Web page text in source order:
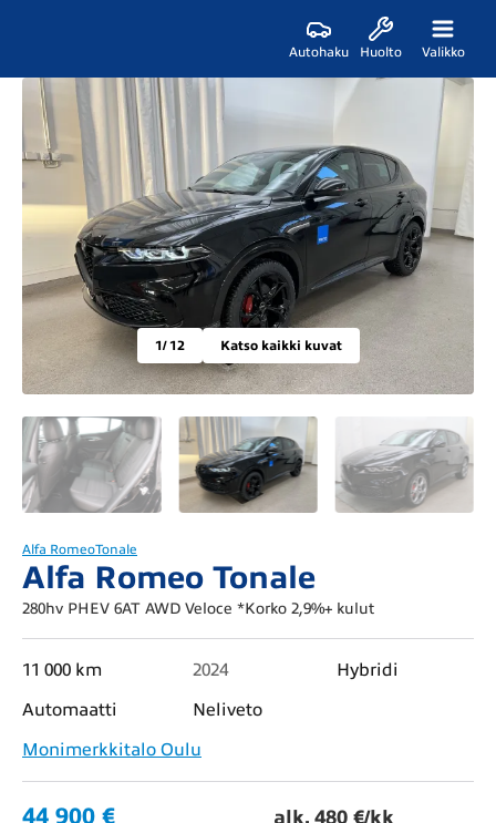
Autohaku Huolto Valikko
1/ 12 Katso kaikki kuvat
Alfa RomeoTonale
Alfa Romeo Tonale
280hv PHEV 6AT AWD Veloce *Korko 2,9%+ kulut
11 000 km 2024
Hybridi
Automaatti
Neliveto
Monimerkkitalo Oulu
44 900 € alk. 480 €/kk